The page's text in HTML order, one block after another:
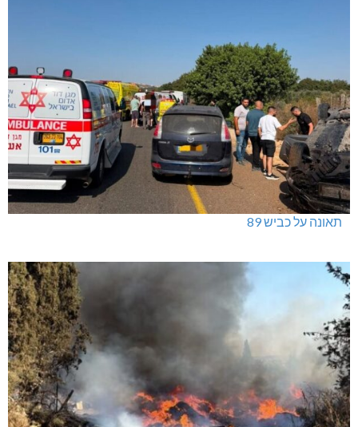
תאונה על כביש 89